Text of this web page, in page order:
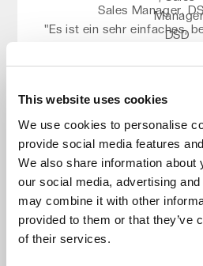
This website uses cookies
We use cookies to personalise
provide social media features
We also share information about
our social media, advertising
may combine it with other
provided to them or that they’ve
of their services.
Kunden, die
Kompromisse bei
Read the
Video ansehen
Yuri
Team Lead IT,
Sales Manager,
"Es ist ein sehr einfaches,
sich ein, erstellt seinen
Lösungen."
Read the
Video ansehen